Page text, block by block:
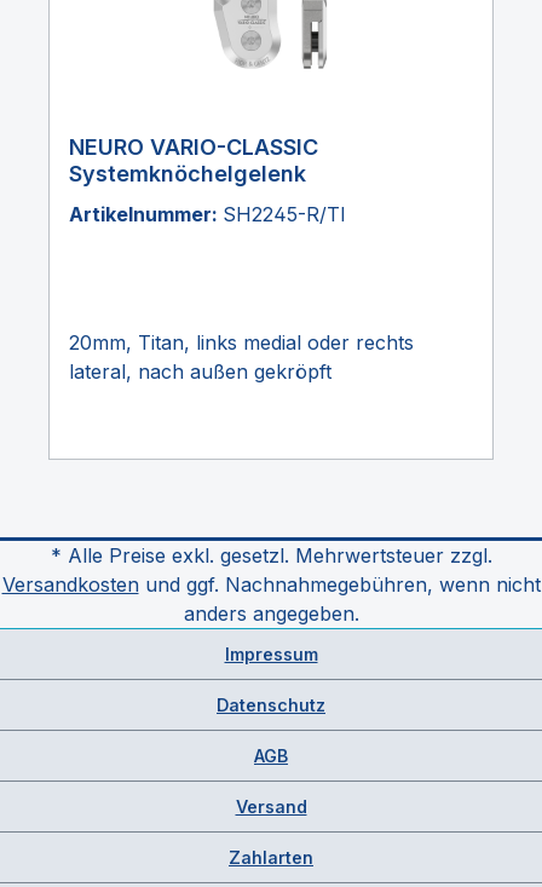
NEURO VARIO-CLASSIC
Systemknöchelgelenk
Artikelnummer: SH2245-R/TI
20mm, Titan, links medial oder rechts
lateral, nach außen gekröpft
* Alle Preise exkl. gesetzl. Mehrwertsteuer zzgl.
Versandkostenund ggf. Nachnahmegebühren, wenn nicht
anders angegeben.
Impressum
Datenschutz
AGB
Versand
Zahlarten